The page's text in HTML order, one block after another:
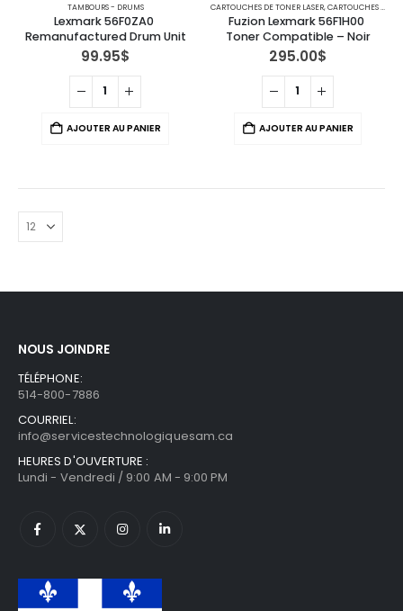
TAMBOURS - DRUMS
Lexmark 56F0ZA0
Remanufactured Drum Unit
99.95$
AJOUTER AU PANIER
CARTOUCHES DE TONER LASER,CARTOUCHES POUR IMPRIMANTES LEXMARK
Fuzion Lexmark 56F1H00
Toner Compatible – Noir
295.00$
AJOUTER AU PANIER
NOUS JOINDRE
TÉLÉPHONE:
514-800-7886
COURRIEL:
info@servicestechnologiquesam.ca
HEURES D'OUVERTURE :
Lundi - Vendredi / 9:00 AM - 9:00 PM